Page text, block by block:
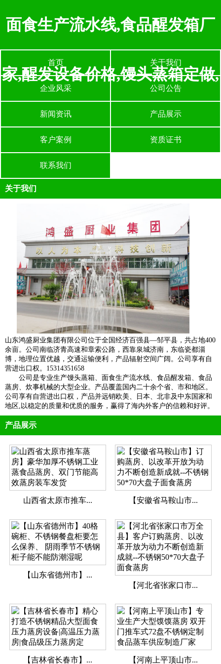
面食生产流水线,食品醒发箱厂
家,醒发设备价格,馒头蒸箱定做,
首页 关于我们
企业风采 公司公告
新闻资讯 产品展示
客户案例 资质证书
联系我们
关于我们
山东鸿盛厨业集团有限公司位于全国经济百强县—邹平县，共占地400
余亩。公司南临济青高速和章索公路，西靠泉城济南，东临瓷都淄
博，地理位置优越，交通运输便利，产品辐射空间广阔。公司享有自
营进出口权。15314351658
公司是专业生产馒头蒸箱、面食生产流水线、食品醒发箱、食品
蒸房、炊事机械的大型企业。产品覆盖国内二十余个省、市和地区。
公司享有自营进出口权，产品并远销欧美、日本、北非及中东国家和
地区,以稳定的质量和优质的服务，赢得了海内外客户的信赖和好评。
产品展示
山西省太原市推车... 【安徽省马鞍山市...
【山东省德州市】...
【河北省张家口市...
【吉林省长春市】... 【河南上平顶山市...